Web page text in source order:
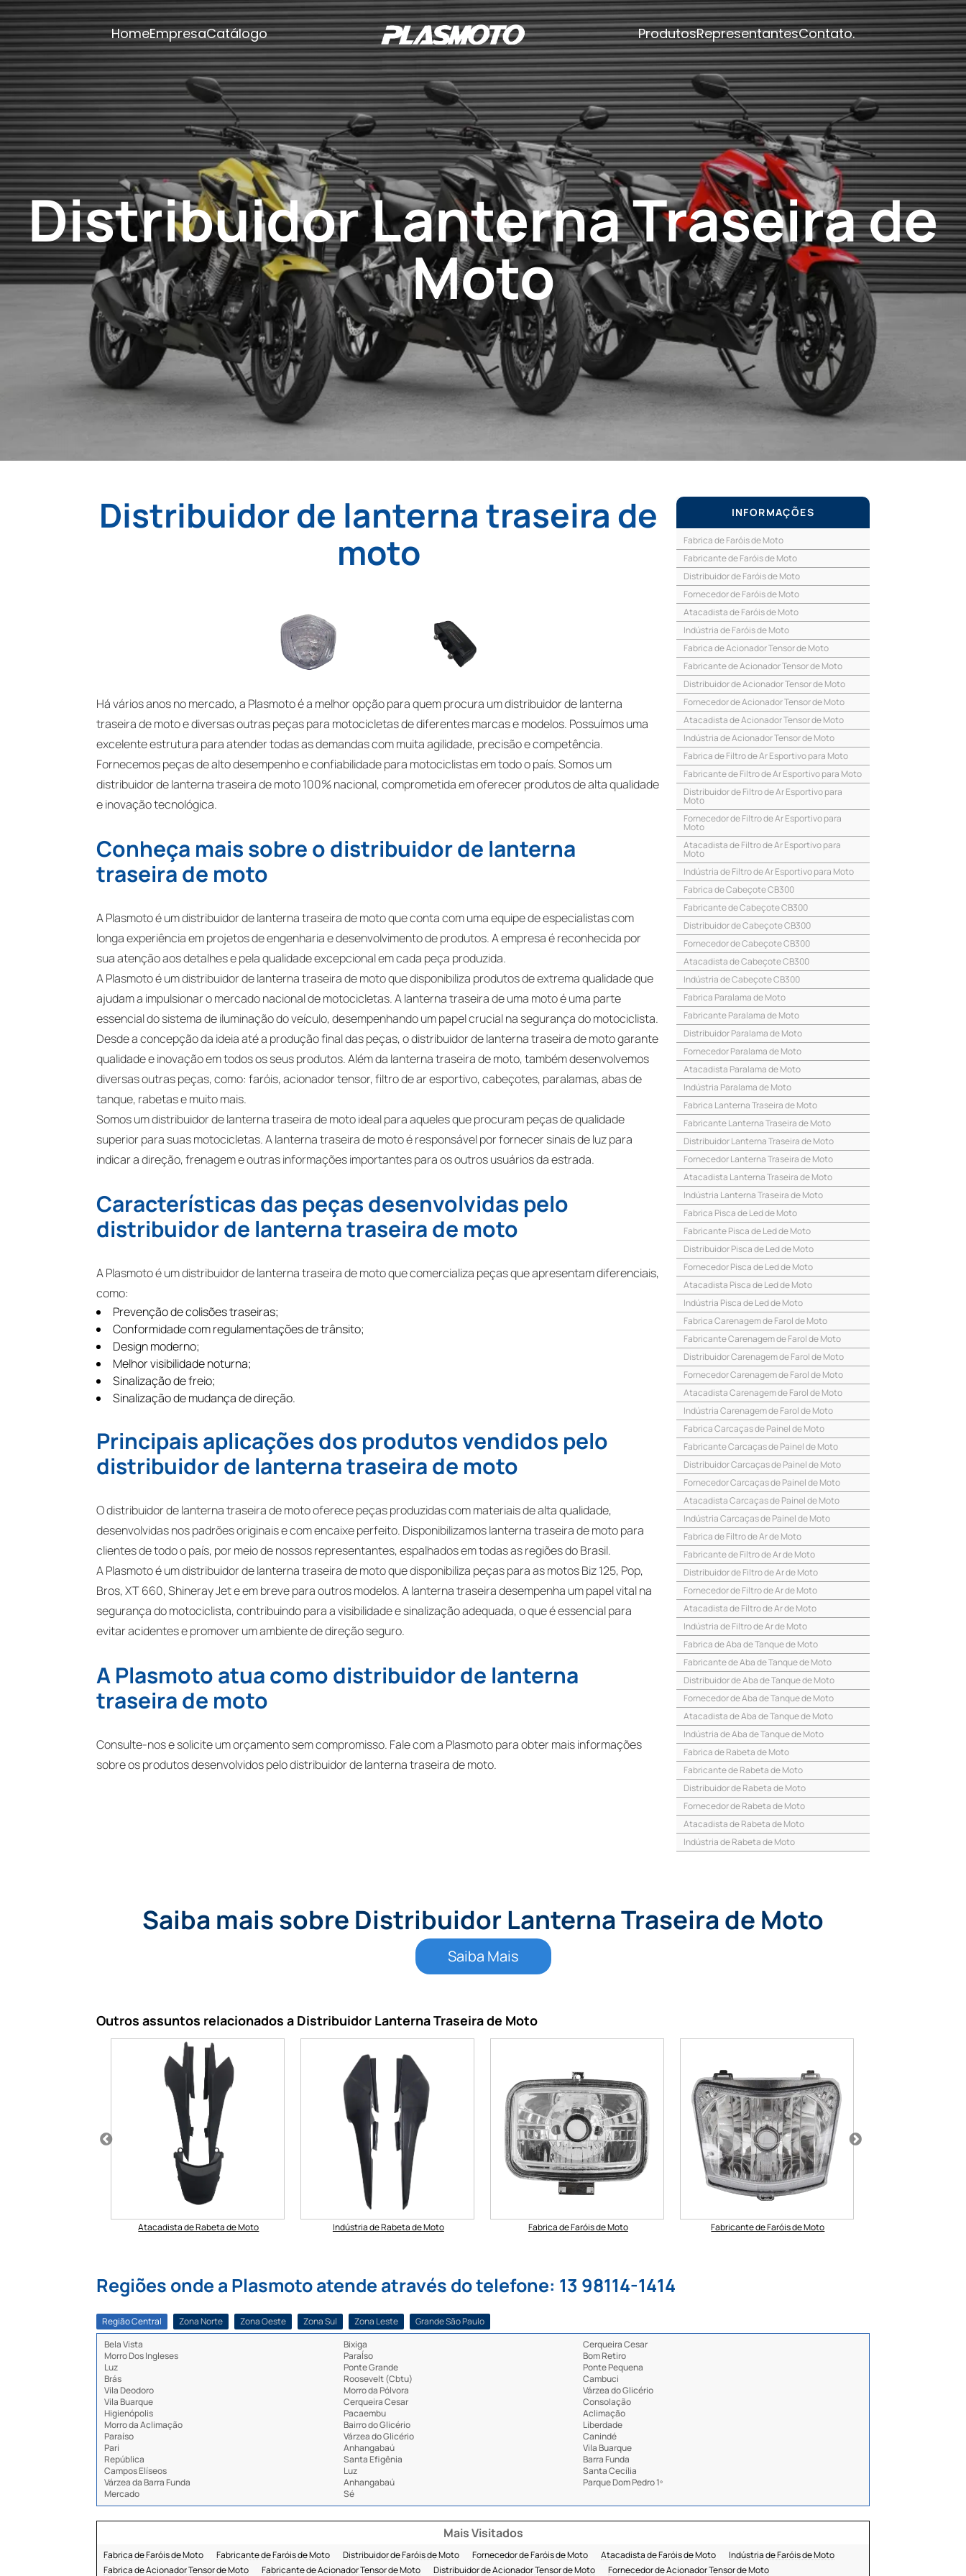
HomeEmpresaCatálogo ProdutosRepresentantesContato.
Distribuidor Lanterna Traseira de
Moto
Distribuidor de lanterna traseira de
moto
Há vários anos no mercado, a Plasmoto é a melhor opção para quem procura um distribuidor de lanterna
traseira de moto e diversas outras peças para motocicletas de diferentes marcas e modelos. Possuímos uma
excelente estrutura para atender todas as demandas com muita agilidade, precisão e competência.
Fornecemos peças de alto desempenho e confiabilidade para motociclistas em todo o país. Somos um
distribuidor de lanterna traseira de moto 100% nacional, comprometida em oferecer produtos de alta qualidade
e inovação tecnológica.
Conheça mais sobre o distribuidor de lanterna
traseira de moto
A Plasmoto é um distribuidor de lanterna traseira de moto que conta com uma equipe de especialistas com
longa experiência em projetos de engenharia e desenvolvimento de produtos. A empresa é reconhecida por
sua atenção aos detalhes e pela qualidade excepcional em cada peça produzida.
A Plasmoto é um distribuidor de lanterna traseira de moto que disponibiliza produtos de extrema qualidade que
ajudam a impulsionar o mercado nacional de motocicletas. A lanterna traseira de uma moto é uma parte
essencial do sistema de iluminação do veículo, desempenhando um papel crucial na segurança do motociclista.
Desde a concepção da ideia até a produção final das peças, o distribuidor de lanterna traseira de moto garante
qualidade e inovação em todos os seus produtos. Além da lanterna traseira de moto, também desenvolvemos
diversas outras peças, como: faróis, acionador tensor, filtro de ar esportivo, cabeçotes, paralamas, abas de
tanque, rabetas e muito mais.
Somos um distribuidor de lanterna traseira de moto ideal para aqueles que procuram peças de qualidade
superior para suas motocicletas. A lanterna traseira de moto é responsável por fornecer sinais de luz para
indicar a direção, frenagem e outras informações importantes para os outros usuários da estrada.
Características das peças desenvolvidas pelo
distribuidor de lanterna traseira de moto
A Plasmoto é um distribuidor de lanterna traseira de moto que comercializa peças que apresentam diferenciais,
como:
Prevenção de colisões traseiras;
Conformidade com regulamentações de trânsito;
Design moderno;
Melhor visibilidade noturna;
Sinalização de freio;
Sinalização de mudança de direção.
Principais aplicações dos produtos vendidos pelo
distribuidor de lanterna traseira de moto
O distribuidor de lanterna traseira de moto oferece peças produzidas com materiais de alta qualidade,
desenvolvidas nos padrões originais e com encaixe perfeito. Disponibilizamos lanterna traseira de moto para
clientes de todo o país, por meio de nossos representantes, espalhados em todas as regiões do Brasil.
A Plasmoto é um distribuidor de lanterna traseira de moto que disponibiliza peças para as motos Biz 125, Pop,
Bros, XT 660, Shineray Jet e em breve para outros modelos. A lanterna traseira desempenha um papel vital na
segurança do motociclista, contribuindo para a visibilidade e sinalização adequada, o que é essencial para
evitar acidentes e promover um ambiente de direção seguro.
A Plasmoto atua como distribuidor de lanterna
traseira de moto
Consulte-nos e solicite um orçamento sem compromisso. Fale com a Plasmoto para obter mais informações
sobre os produtos desenvolvidos pelo distribuidor de lanterna traseira de moto.
INFORMAÇÕES
Fabrica de Faróis de Moto
Fabricante de Faróis de Moto
Distribuidor de Faróis de Moto
Fornecedor de Faróis de Moto
Atacadista de Faróis de Moto
Indústria de Faróis de Moto
Fabrica de Acionador Tensor de Moto
Fabricante de Acionador Tensor de Moto
Distribuidor de Acionador Tensor de Moto
Fornecedor de Acionador Tensor de Moto
Atacadista de Acionador Tensor de Moto
Indústria de Acionador Tensor de Moto
Fabrica de Filtro de Ar Esportivo para Moto
Fabricante de Filtro de Ar Esportivo para Moto
Distribuidor de Filtro de Ar Esportivo para
Moto
Fornecedor de Filtro de Ar Esportivo para
Moto
Atacadista de Filtro de Ar Esportivo para
Moto
Indústria de Filtro de Ar Esportivo para Moto
Fabrica de Cabeçote CB300
Fabricante de Cabeçote CB300
Distribuidor de Cabeçote CB300
Fornecedor de Cabeçote CB300
Atacadista de Cabeçote CB300
Indústria de Cabeçote CB300
Fabrica Paralama de Moto
Fabricante Paralama de Moto
Distribuidor Paralama de Moto
Fornecedor Paralama de Moto
Atacadista Paralama de Moto
Indústria Paralama de Moto
Fabrica Lanterna Traseira de Moto
Fabricante Lanterna Traseira de Moto
Distribuidor Lanterna Traseira de Moto
Fornecedor Lanterna Traseira de Moto
Atacadista Lanterna Traseira de Moto
Indústria Lanterna Traseira de Moto
Fabrica Pisca de Led de Moto
Fabricante Pisca de Led de Moto
Distribuidor Pisca de Led de Moto
Fornecedor Pisca de Led de Moto
Atacadista Pisca de Led de Moto
Indústria Pisca de Led de Moto
Fabrica Carenagem de Farol de Moto
Fabricante Carenagem de Farol de Moto
Distribuidor Carenagem de Farol de Moto
Fornecedor Carenagem de Farol de Moto
Atacadista Carenagem de Farol de Moto
Indústria Carenagem de Farol de Moto
Fabrica Carcaças de Painel de Moto
Fabricante Carcaças de Painel de Moto
Distribuidor Carcaças de Painel de Moto
Fornecedor Carcaças de Painel de Moto
Atacadista Carcaças de Painel de Moto
Indústria Carcaças de Painel de Moto
Fabrica de Filtro de Ar de Moto
Fabricante de Filtro de Ar de Moto
Distribuidor de Filtro de Ar de Moto
Fornecedor de Filtro de Ar de Moto
Atacadista de Filtro de Ar de Moto
Indústria de Filtro de Ar de Moto
Fabrica de Aba de Tanque de Moto
Fabricante de Aba de Tanque de Moto
Distribuidor de Aba de Tanque de Moto
Fornecedor de Aba de Tanque de Moto
Atacadista de Aba de Tanque de Moto
Indústria de Aba de Tanque de Moto
Fabrica de Rabeta de Moto
Fabricante de Rabeta de Moto
Distribuidor de Rabeta de Moto
Fornecedor de Rabeta de Moto
Atacadista de Rabeta de Moto
Indústria de Rabeta de Moto
Saiba mais sobre Distribuidor Lanterna Traseira de Moto
Saiba Mais
Outros assuntos relacionados a Distribuidor Lanterna Traseira de Moto
Atacadista de Rabeta de Moto Indústria de Rabeta de Moto Fabrica de Faróis de Moto Fabricante de Faróis de Moto
Regiões onde a Plasmoto atende através do telefone: 13 98114-1414
Região Central Zona Norte Zona Oeste Zona Sul Zona Leste
Grande São Paulo
Bela Vista
Bixiga
Cerqueira Cesar
Morro Dos Ingleses
ParaÍso
Bom Retiro
Luz
Ponte Grande
Ponte Pequena
Brás
Roosevelt (Cbtu)
Cambuci
Vila Deodoro
Morro da Pólvora
Várzea do Glicério
Vila Buarque
Cerqueira Cesar
Consolação
Higienópolis
Pacaembu
Aclimação
Morro da Aclimação
Bairro do Glicério
Liberdade
Paraíso
Várzea do Glicério
Canindé
Pari
Anhangabaú
Vila Buarque
República
Santa Efigênia
Barra Funda
Campos Elíseos
Luz
Santa Cecília
Várzea da Barra Funda
Anhangabaú
Parque Dom Pedro 1º
Mercado
Sé
Mais Visitados
Fabrica de Faróis de Moto Fabricante de Faróis de Moto Distribuidor de Faróis de Moto Fornecedor de Faróis de Moto Atacadista de Faróis de Moto
Indústria de Faróis de Moto
Fabrica de Acionador Tensor de Moto
Fabricante de Acionador Tensor de Moto Distribuidor de Acionador Tensor de Moto Fornecedor de Acionador Tensor de Moto